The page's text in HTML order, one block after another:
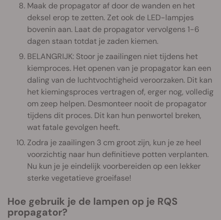
Maak de propagator af door de wanden en het
deksel erop te zetten. Zet ook de LED-lampjes
bovenin aan. Laat de propagator vervolgens 1-6
dagen staan totdat je zaden kiemen.
BELANGRIJK: Stoor je zaailingen niet tijdens het
kiemproces. Het openen van je propagator kan een
daling van de luchtvochtigheid veroorzaken. Dit kan
het kiemingsproces vertragen of, erger nog, volledig
om zeep helpen. Desmonteer nooit de propagator
tijdens dit proces. Dit kan hun penwortel breken,
wat fatale gevolgen heeft.
Zodra je zaailingen 3 cm groot zijn, kun je ze heel
voorzichtig naar hun definitieve potten verplanten.
Nu kun je je eindelijk voorbereiden op een lekker
sterke vegetatieve groeifase!
Hoe gebruik je de lampen op je RQS
propagator?